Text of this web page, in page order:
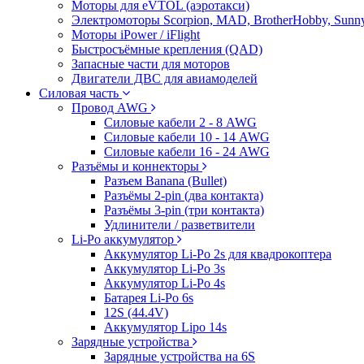
Моторы для eVTOL (аэротакси)
Электромоторы Scorpion, MAD, BrotherHobby,
Моторы iPower / iFlight
Быстросъёмные крепления (QAD)
Запасные части для моторов
Двигатели ДВС для авиамоделей
Силовая часть
Провод AWG
Силовые кабели 2 - 8 AWG
Силовые кабели 10 - 14 AWG
Силовые кабели 16 - 24 AWG
Разъёмы и коннекторы
Разъем Banana (Bullet)
Разъёмы 2-pin (два контакта)
Разъёмы 3-pin (три контакта)
Удлинители / разветвители
Li-Po аккумулятор
Аккумулятор Li-Po 2s для квадрокоптера
Аккумулятор Li-Po 3s
Аккумулятор Li-Po 4s
Батарея Li-Po 6s
12S (44.4V)
Аккумулятор Lipo 14s
Зарядные устройства
Зарядные устройства на 6S